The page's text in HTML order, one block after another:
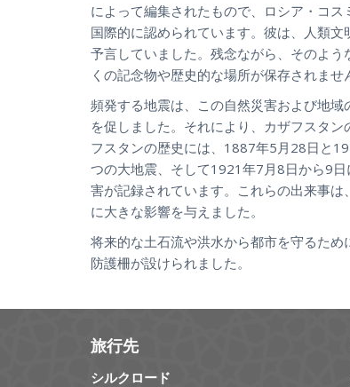
によって編集されたもので、ロシア・コ
国際的に認められています。彼は、人類
予言していました。残念ながら、そのよ
くの記念物や歴史的な場所が保存されませ
頻発する地震は、この自然災害および地
を促しました。それにより、カザフスタ
フスタンの歴史には、1887年5月28日と
つの大地震、そして1921年7月8日から9
害が記録されています。これらの出来事
に大きな影響を与えました。
将来的な土石流や洪水から都市を守るた
防護柵が設けられました。
旅行先
シルクロード